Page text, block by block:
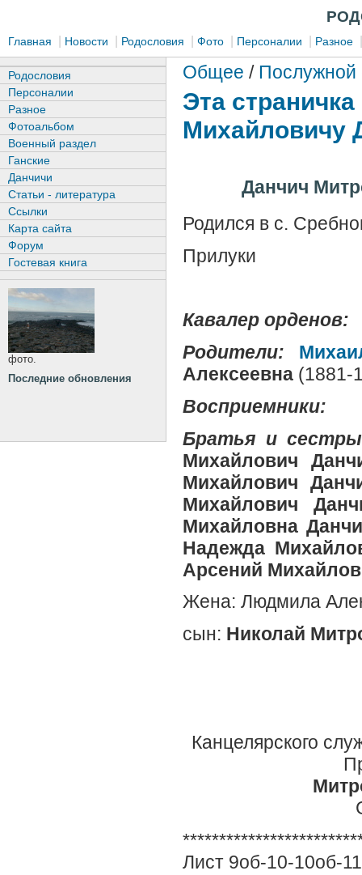
Главная Новости Родословия Фото Персоналии Разное
Общее / Послужной
Эта
Михайловичу
Данчич
Родился в с.
Прилуки
Кавалер орденов:
Родители:
Алексеевна(1881-
Восприемники:
Братья и
Михайлович
Михайлович
Михайлович
Михайловна
Надежда
Арсений
Жена: Людмила
сын: Николай
Канцелярского
Лист 9об-10-10об-
Родословия
Персоналии
Разное
Фотоальбом
Военный раздел
Ганские
Данчичи
Статьи - литература
Ссылки
Карта сайта
Форум
Гостевая книга
фото.
Последние обновления